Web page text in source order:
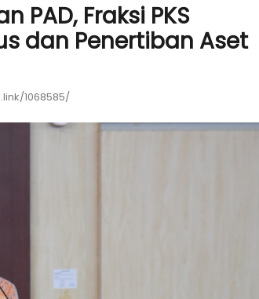
PAD, Fraksi PKS
dan Penertiban Aset
1068585/